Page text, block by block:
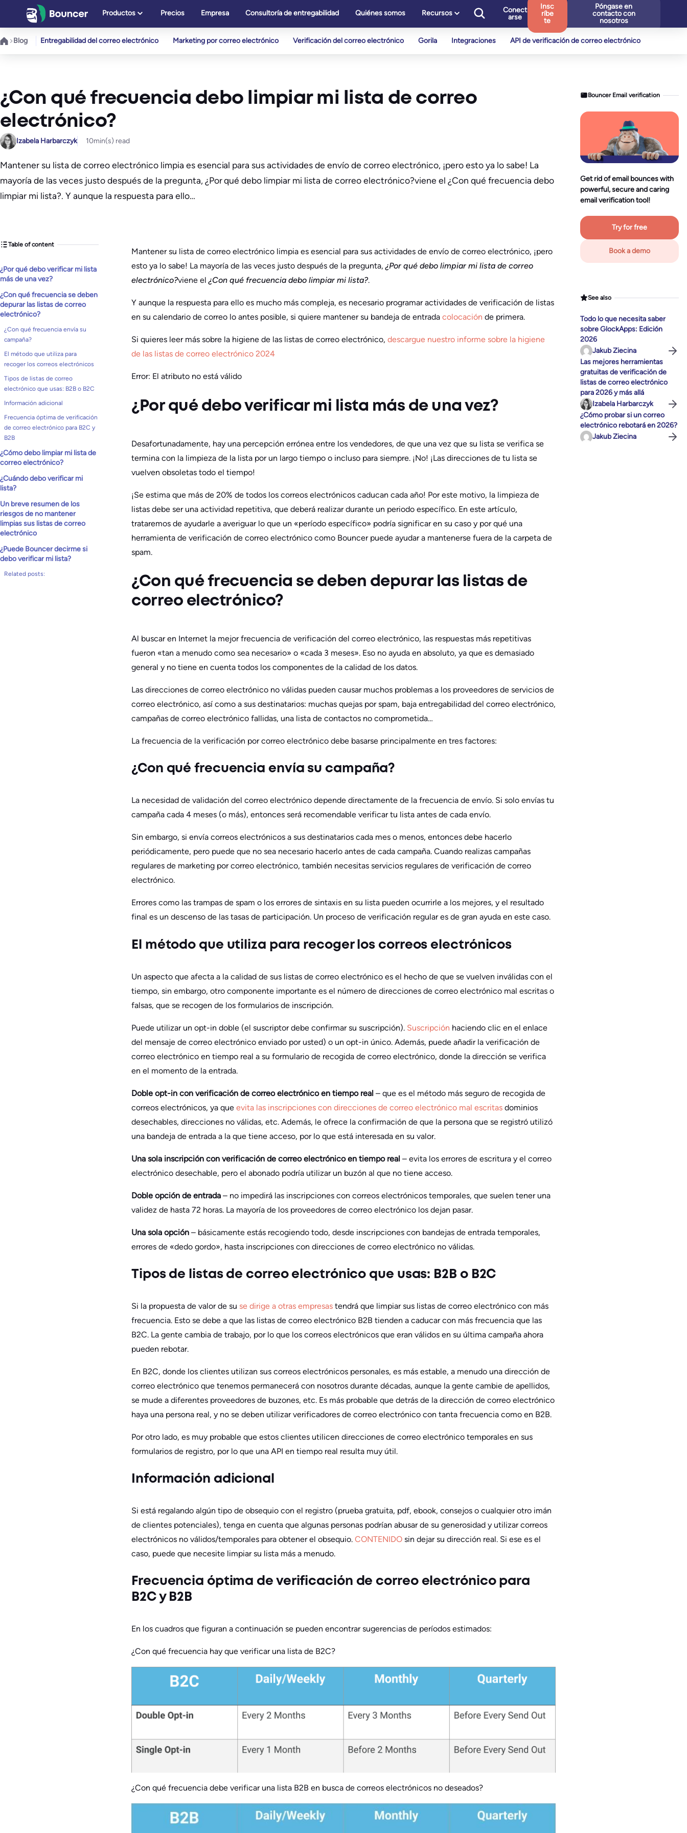
contenido
Productos Precios Empresa Consultoría de entregabilidad Quiénes somos Recursos
Conect
arse
Insc
ríbe
te
Póngase en
contacto con
nosotros
Blog Entregabilidad del correo electrónico Marketing por correo electrónico Verificación del correo electrónico Gorila Integraciones API de verificación de correo electrónico
¿Con qué frecuencia debo limpiar mi lista de correo
electrónico?
Izabela Harbarczyk 10min(s) read
Mantener su lista de correo electrónico limpia es esencial para sus actividades de envío de correo electrónico, ¡pero esto ya lo sabe! La
mayoría de las veces justo después de la pregunta, ¿Por qué debo limpiar mi lista de correo electrónico?viene el ¿Con qué frecuencia debo
limpiar mi lista?. Y aunque la respuesta para ello…
Table of content
¿Por qué debo verificar mi lista
más de una vez?
¿Con qué frecuencia se deben
depurar las listas de correo
electrónico?
¿Con qué frecuencia envía su
campaña?
El método que utiliza para
recoger los correos electrónicos
Tipos de listas de correo
electrónico que usas: B2B o B2C
Información adicional
Frecuencia óptima de verificación
de correo electrónico para B2C y
B2B
¿Cómo debo limpiar mi lista de
correo electrónico?
¿Cuándo debo verificar mi
lista?
Un breve resumen de los
riesgos de no mantener
limpias sus listas de correo
electrónico
¿Puede Bouncer decirme si
debo verificar mi lista?
Related posts:
Mantener su lista de correo electrónico limpia es esencial para sus actividades de envío de correo electrónico, ¡pero
esto ya lo sabe! La mayoría de las veces justo después de la pregunta,¿Por qué debo limpiar mi lista de correo
electrónico?viene el¿Con qué frecuencia debo limpiar mi lista?.
Y aunque la respuesta para ello es mucho más compleja, es necesario programar actividades de verificación de listas
en su calendario de correo lo antes posible, si quiere mantener su bandeja de entrada colocación de primera.
Si quieres leer más sobre la higiene de las listas de correo electrónico, descargue nuestro informe sobre la higiene
de las listas de correo electrónico 2024
Error: El atributo no está válido
¿Por qué debo verificar mi lista más de una vez?
Desafortunadamente, hay una percepción errónea entre los vendedores, de que una vez que su lista se verifica se
termina con la limpieza de la lista por un largo tiempo o incluso para siempre. ¡No! ¡Las direcciones de tu lista se
vuelven obsoletas todo el tiempo!
¡Se estima que más de 20% de todos los correos electrónicos caducan cada año! Por este motivo, la limpieza de
listas debe ser una actividad repetitiva, que deberá realizar durante un periodo específico. En este artículo,
trataremos de ayudarle a averiguar lo que un «período específico» podría significar en su caso y por qué una
herramienta de verificación de correo electrónico como Bouncer puede ayudar a mantenerse fuera de la carpeta de
spam.
¿Con qué frecuencia se deben depurar las listas de
correo electrónico?
Al buscar en Internet la mejor frecuencia de verificación del correo electrónico, las respuestas más repetitivas
fueron «tan a menudo como sea necesario» o «cada 3 meses». Eso no ayuda en absoluto, ya que es demasiado
general y no tiene en cuenta todos los componentes de la calidad de los datos.
Las direcciones de correo electrónico no válidas pueden causar muchos problemas a los proveedores de servicios de
correo electrónico, así como a sus destinatarios: muchas quejas por spam, baja entregabilidad del correo electrónico,
campañas de correo electrónico fallidas, una lista de contactos no comprometida…
La frecuencia de la verificación por correo electrónico debe basarse principalmente en tres factores:
¿Con qué frecuencia envía su campaña?
La necesidad de validación del correo electrónico depende directamente de la frecuencia de envío. Si solo envías tu
campaña cada 4 meses (o más), entonces será recomendable verificar tu lista antes de cada envío.
Sin embargo, si envía correos electrónicos a sus destinatarios cada mes o menos, entonces debe hacerlo
periódicamente, pero puede que no sea necesario hacerlo antes de cada campaña. Cuando realizas campañas
regulares de marketing por correo electrónico, también necesitas servicios regulares de verificación de correo
electrónico.
Errores como las trampas de spam o los errores de sintaxis en su lista pueden ocurrirle a los mejores, y el resultado
final es un descenso de las tasas de participación. Un proceso de verificación regular es de gran ayuda en este caso.
El método que utiliza para recoger los correos electrónicos
Un aspecto que afecta a la calidad de sus listas de correo electrónico es el hecho de que se vuelven inválidas con el
tiempo, sin embargo, otro componente importante es el número de direcciones de correo electrónico mal escritas o
falsas, que se recogen de los formularios de inscripción.
Puede utilizar un opt-in doble (el suscriptor debe confirmar su suscripción). Suscripción haciendo clic en el enlace
del mensaje de correo electrónico enviado por usted) o un opt-in único. Además, puede añadir la verificación de
correo electrónico en tiempo real a su formulario de recogida de correo electrónico, donde la dirección se verifica
en el momento de la entrada.
Doble opt-in con verificación de correo electrónico en tiempo real – que es el método más seguro de recogida de
correos electrónicos, ya que evita las inscripciones con direcciones de correo electrónico mal escritas dominios
desechables, direcciones no válidas, etc. Además, le ofrece la confirmación de que la persona que se registró utilizó
una bandeja de entrada a la que tiene acceso, por lo que está interesada en su valor.
Una sola inscripción con verificación de correo electrónico en tiempo real – evita los errores de escritura y el correo
electrónico desechable, pero el abonado podría utilizar un buzón al que no tiene acceso.
Doble opción de entrada – no impedirá las inscripciones con correos electrónicos temporales, que suelen tener una
validez de hasta 72 horas. La mayoría de los proveedores de correo electrónico los dejan pasar.
Una sola opción – básicamente estás recogiendo todo, desde inscripciones con bandejas de entrada temporales,
errores de «dedo gordo», hasta inscripciones con direcciones de correo electrónico no válidas.
Tipos de listas de correo electrónico que usas: B2B o B2C
Si la propuesta de valor de su se dirige a otras empresas tendrá que limpiar sus listas de correo electrónico con más
frecuencia. Esto se debe a que las listas de correo electrónico B2B tienden a caducar con más frecuencia que las
B2C. La gente cambia de trabajo, por lo que los correos electrónicos que eran válidos en su última campaña ahora
pueden rebotar.
En B2C, donde los clientes utilizan sus correos electrónicos personales, es más estable, a menudo una dirección de
correo electrónico que tenemos permanecerá con nosotros durante décadas, aunque la gente cambie de apellidos,
se mude a diferentes proveedores de buzones, etc. Es más probable que detrás de la dirección de correo electrónico
haya una persona real, y no se deben utilizar verificadores de correo electrónico con tanta frecuencia como en B2B.
Por otro lado, es muy probable que estos clientes utilicen direcciones de correo electrónico temporales en sus
formularios de registro, por lo que una API en tiempo real resulta muy útil.
Información adicional
Si está regalando algún tipo de obsequio con el registro (prueba gratuita, pdf, ebook, consejos o cualquier otro imán
de clientes potenciales), tenga en cuenta que algunas personas podrían abusar de su generosidad y utilizar correos
electrónicos no válidos/temporales para obtener el obsequio. CONTENIDO sin dejar su dirección real. Si ese es el
caso, puede que necesite limpiar su lista más a menudo.
Frecuencia óptima de verificación de correo electrónico para
B2C y B2B
En los cuadros que figuran a continuación se pueden encontrar sugerencias de períodos estimados:
¿Con qué frecuencia hay que verificar una lista de B2C?
¿Con qué frecuencia debe verificar una lista B2B en busca de correos electrónicos no deseados?
Bouncer Email verification
Get rid of email bounces with
powerful, secure and caring
email verification tool!
Try for free
Book a demo
See also
Todo lo que necesita saber
sobre GlockApps: Edición
2026
Jakub Ziecina
Las mejores herramientas
gratuitas de verificación de
listas de correo electrónico
para 2026 y más allá
Izabela Harbarczyk
¿Cómo probar si un correo
electrónico rebotará en 2026?
Jakub Ziecina